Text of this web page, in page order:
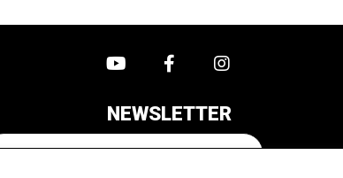
NEWSLETTER
ENVOYER